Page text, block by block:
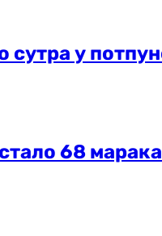
у
68